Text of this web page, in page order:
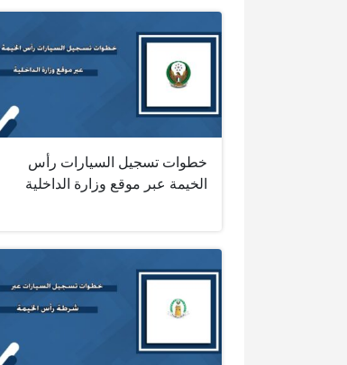
خطوات تسجيل السيارات رأس
الخيمة عبر موقع وزارة الداخلية